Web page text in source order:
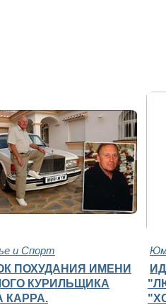
и Спорт
ПОХУДАНИЯ ИМЕНИ
КУРИЛЬЩИКА
КАРРА.